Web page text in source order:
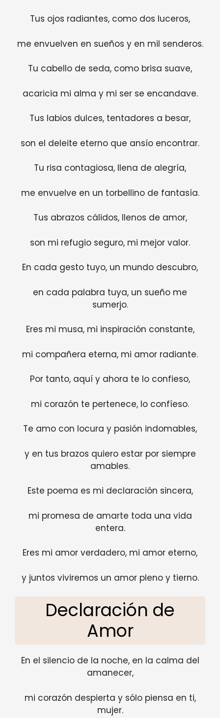
Tus ojos radiantes, como dos luceros,
me envuelven en sueños y en mil senderos.
Tu cabello de seda, como brisa suave,
acaricia mi alma y mi ser se encandave.
Tus labios dulces, tentadores a besar,
son el deleite eterno que ansío encontrar.
Tu risa contagiosa, llena de alegría,
me envuelve en un torbellino de fantasía.
Tus abrazos cálidos, llenos de amor,
son mi refugio seguro, mi mejor valor.
En cada gesto tuyo, un mundo descubro,
en cada palabra tuya, un sueño me
sumerjo.
Eres mi musa, mi inspiración constante,
mi compañera eterna, mi amor radiante.
Por tanto, aquí y ahora te lo confieso,
mi corazón te pertenece, lo confíeso.
Te amo con locura y pasión indomables,
y en tus brazos quiero estar por siempre
amables.
Este poema es mi declaración sincera,
mi promesa de amarte toda una vida
entera.
Eres mi amor verdadero, mi amor eterno,
y juntos viviremos un amor pleno y tierno.
Declaración de
Amor
En el silencio de la noche, en la calma del
amanecer,
mi corazón despierta y sólo piensa en ti,
mujer.